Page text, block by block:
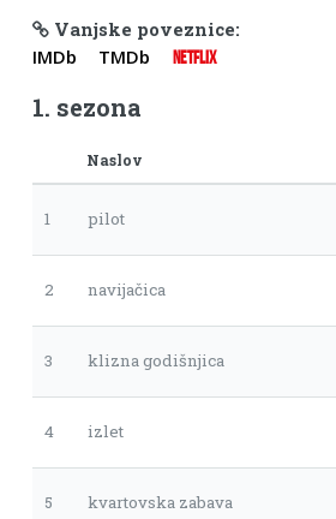
Vanjske poveznice:
IMDb TMDb NETFLIX
1. sezona
Naslov
1 pilot
2 navijačica
3 klizna godišnjica
4 izlet
5 kvartovska zabava